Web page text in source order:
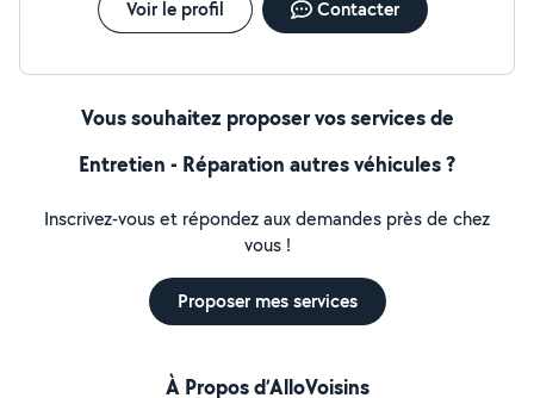
Voir le profil Contacter
Vous souhaitez proposer vos services de
Entretien - Réparation autres véhicules ?
Inscrivez-vous et répondez aux demandes près de chez
vous !
Proposer mes services
À Propos d’AlloVoisins